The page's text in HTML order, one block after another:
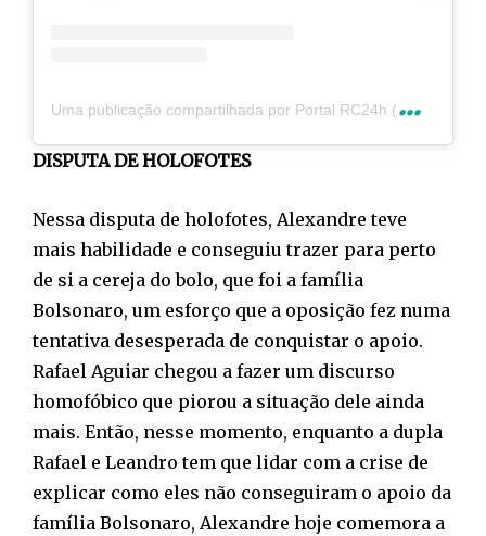
U
ma publicação compartilhada por Portal RC24h (@rc24hnoticias)
DISPUTA DE HOLOFOTES
Nessa disputa de holofotes, Alexandre teve
mais habilidade e conseguiu trazer para perto
de si a cereja do bolo, que foi a família
Bolsonaro, um esforço que a oposição fez numa
tentativa desesperada de conquistar o apoio.
Rafael Aguiar chegou a fazer um discurso
homofóbico que piorou a situação dele ainda
mais. Então, nesse momento, enquanto a dupla
Rafael e Leandro tem que lidar com a crise de
explicar como eles não conseguiram o apoio da
família Bolsonaro, Alexandre hoje comemora a